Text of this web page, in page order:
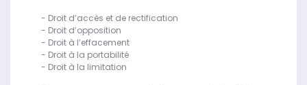
- Droit d’accès et de rectification
- Droit d’opposition
- Droit à l’effacement
- Droit à la portabilité
- Droit à la limitation